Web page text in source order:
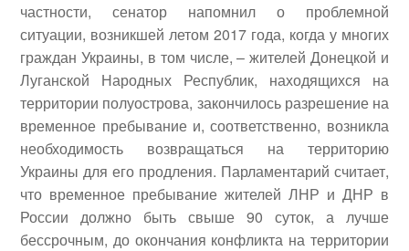
частности, сенатор напомнил о проблемной
ситуации, возникшей летом 2017 года, когда у многих
граждан Украины, в том числе, – жителей Донецкой и
Луганской Народных Республик, находящихся на
территории полуострова, закончилось разрешение на
временное пребывание и, соответственно, возникла
необходимость возвращаться на территорию
Украины для его продления. Парламентарий считает,
что временное пребывание жителей ЛНР и ДНР в
России должно быть свыше 90 суток, а лучше
бессрочным, до окончания конфликта на территории